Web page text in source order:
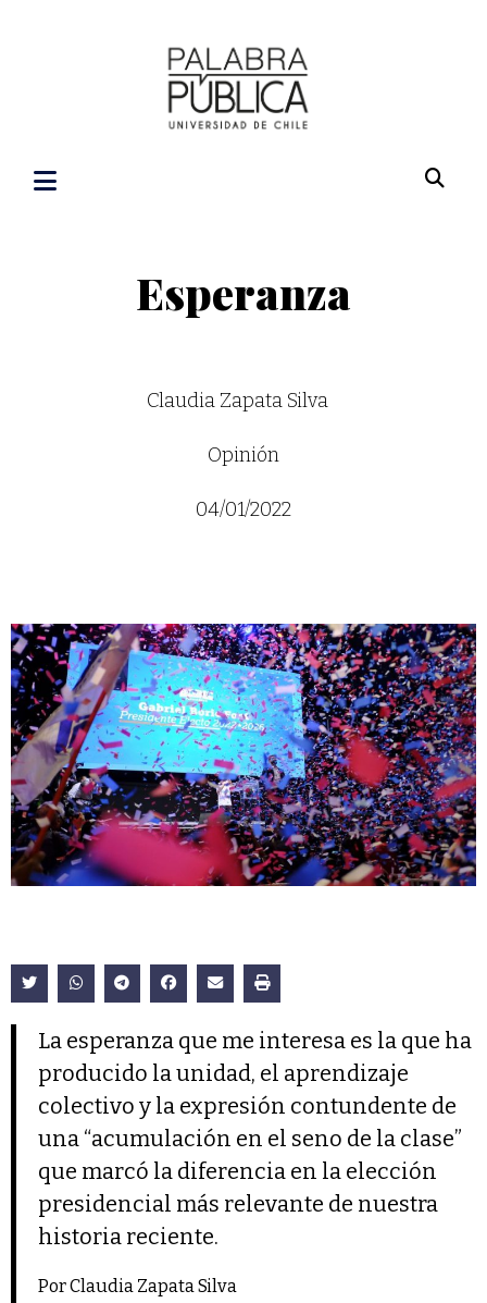
Esperanza
Claudia Zapata Silva
Opinión
04/01/2022
La esperanza que me interesa es la que ha
producido la unidad, el aprendizaje
colectivo y la expresión contundente de
una “acumulación en el seno de la clase”
que marcó la diferencia en la elección
presidencial más relevante de nuestra
historia reciente.
Por Claudia Zapata Silva